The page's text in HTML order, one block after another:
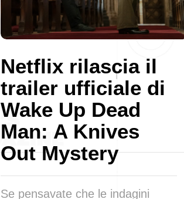
Netflix rilascia il
trailer ufficiale di
Wake Up Dead
Man: A Knives
Out Mystery
Se pensavate che le indagini